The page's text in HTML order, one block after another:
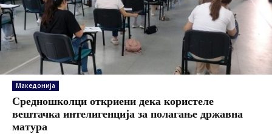
Македонија
Средношколци откриени дека користеле
вештачка интелигенција за полагање државна
матура